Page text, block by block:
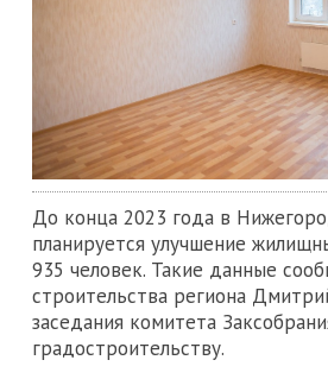
До конца 2023 года в
планируется улучшение
935 человек. Такие данные
строительства региона
заседания комитета
градостроительству.